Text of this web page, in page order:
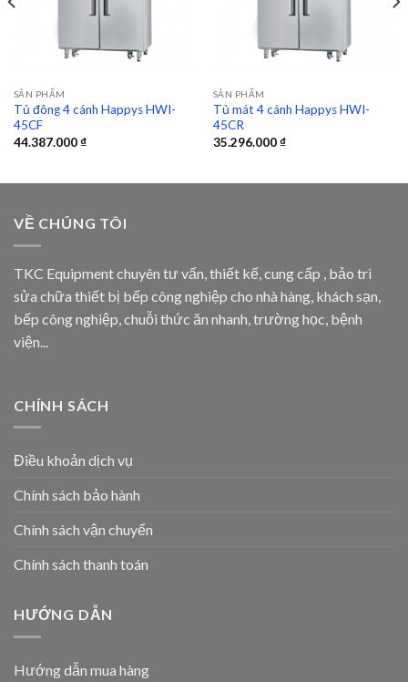
SẢN PHẨM
Tủ đông 4 cánh Happys HWI-
45CF
44.387.000₫
SẢN PHẨM
Tủ mát 4 cánh Happys HWI-
45CR
35.296.000₫
VỀ CHÚNG TÔI
TKC Equipment chuyên tư vấn, thiết kế, cung cấp , bảo trì
sửa chữa thiết bị bếp công nghiệp cho nhà hàng, khách sạn,
bếp công nghiệp, chuỗi thức ăn nhanh, trường học, bệnh
viện...
CHÍNH SÁCH
Điều khoản dịch vụ
Chính sách bảo hành
Chính sách vận chuyển
Chính sách thanh toán
HƯỚNG DẪN
Hướng dẫn mua hàng